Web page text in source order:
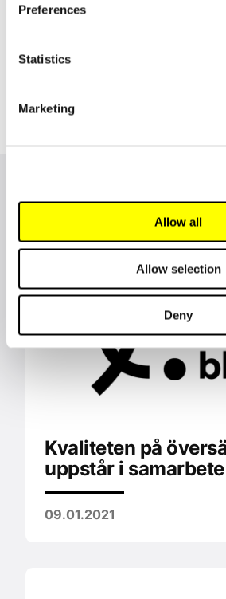
Preferences
Statistics
Marketing
Allow all
Allow selection
Deny
Fler nyheter från
Kvaliteten på
uppstår i samarbete
09.01.2021